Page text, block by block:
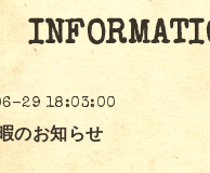
29 18:03:00
のお知らせ